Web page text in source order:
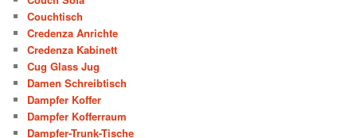
Couchtisch
Credenza Anrichte
Credenza Kabinett
Cug Glass Jug
Damen Schreibtisch
Dampfer Koffer
Dampfer Kofferraum
Dampfer-Trunk-Tische